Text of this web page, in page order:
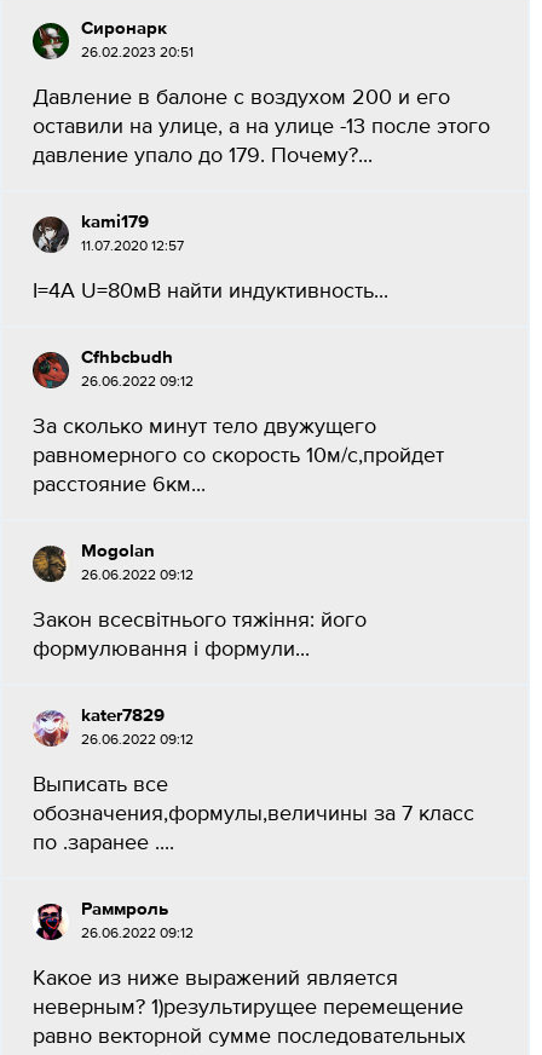
Сиронарк
26.02.2023 20:51
Давление в балоне с воздухом 200 и его
оставили на улице, а на улице -13 после этого
давление упало до 179. Почему?...
kami179
11.07.2020 12:57
I=4A U=80мВ найти индуктивность...
Cfhbcbudh
26.06.2022 09:12
За сколько минут тело двужущего
равномерного со скорость 10м/с,пройдет
расстояние 6км...
Mogolan
26.06.2022 09:12
Закон всесвітнього тяжіння: його
формулювання і формули...
kater7829
26.06.2022 09:12
Выписать все
обозначения,формулы,величины за 7 класс
по .заранее ....
Раммроль
26.06.2022 09:12
Какое из ниже выражений является
неверным? 1)результирущее перемещение
равно векторной сумме последовательных